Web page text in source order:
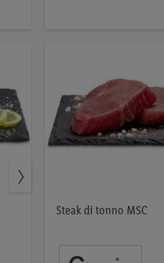
Steak di tonno MSC
*